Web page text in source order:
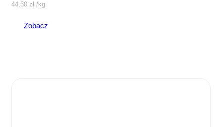
44,30zł /kg
Zobacz